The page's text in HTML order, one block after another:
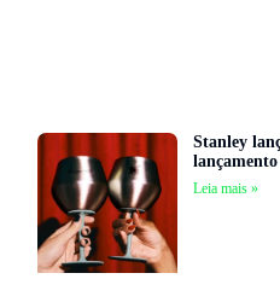
Stanley
Leia mais »